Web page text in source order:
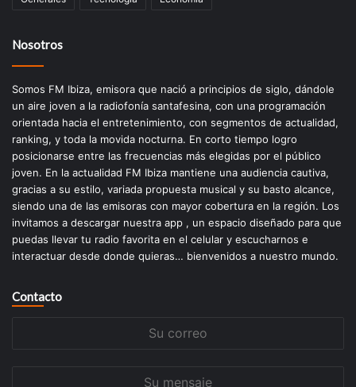
Nosotros
Somos FM Ibiza, emisora que nació a principios de siglo, dándole
un aire joven a la radiofonía santafesina, con una programación
orientada hacia el entretenimiento, con segmentos de actualidad,
ranking, y toda la movida nocturna. En corto tiempo logro
posicionarse entre las frecuencias más elegidas por el público
joven. En la actualidad FM Ibiza mantiene una audiencia cautiva,
gracias a su estilo, variada propuesta musical y su basto alcance,
siendo una de las emisoras con mayor cobertura en la región. Los
invitamos a descargar nuestra app , un espacio diseñado para que
puedas llevar tu radio favorita en el celular y escucharnos e
interactuar desde donde quieras… bienvenidos a nuestro mundo.
Contacto